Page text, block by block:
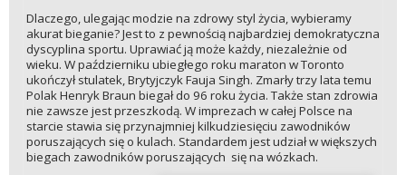
Dlaczego, ulegając modzie na zdrowy styl życia, wybieramy
akurat bieganie? Jest to z pewnością najbardziej demokratyczna
dyscyplina sportu. Uprawiać ją może każdy, niezależnie od
wieku. W październiku ubiegłego roku maraton w Toronto
ukończył stulatek, Brytyjczyk Fauja Singh. Zmarły trzy lata temu
Polak Henryk Braun biegał do 96 roku życia. Także stan zdrowia
nie zawsze jest przeszkodą. W imprezach w całej Polsce na
starcie stawia się przynajmniej kilkudziesięciu zawodników
poruszających się o kulach. Standardem jest udział w większych
biegach zawodników poruszających się na wózkach.